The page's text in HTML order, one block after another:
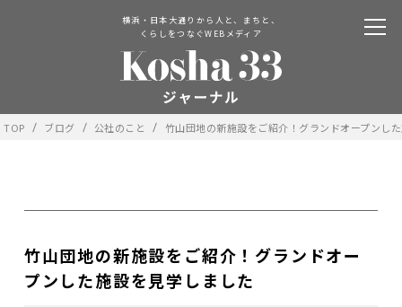
横浜・日本大通りから人と、まちと、
くらしをつなぐWEBメディア
TOP ブログ 公社のこと 竹山団地の新施設をご紹介！グランドオープンし
竹山団地の新施設をご紹介！グランドオー
プンした施設を見学しました